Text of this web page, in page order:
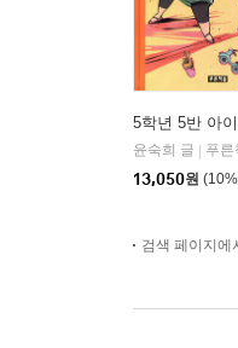
5학년 5반 아
윤숙희 글
푸른
13,050원
검색 페이지에